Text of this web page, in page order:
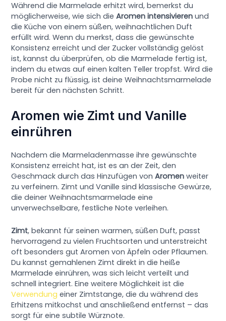
Während die Marmelade erhitzt wird, bemerkst du
möglicherweise, wie sich dieAromen intensivieren und
die Küche von einem süßen, weihnachtlichen Duft
erfüllt wird. Wenn du merkst, dass die gewünschte
Konsistenz erreicht und der Zucker vollständig gelöst
ist, kannst du überprüfen, ob die Marmelade fertig ist,
indem du etwas auf einen kalten Teller tropfst. Wird die
Probe nicht zu flüssig, ist deine Weihnachtsmarmelade
bereit für den nächsten Schritt.
Aromen wie Zimt und Vanille
einrühren
Nachdem die Marmeladenmasse ihre gewünschte
Konsistenz erreicht hat, ist es an der Zeit, den
Geschmack durch das Hinzufügen vonAromen weiter
zu verfeinern. Zimt und Vanille sind klassische Gewürze,
die deiner Weihnachtsmarmelade eine
unverwechselbare, festliche Note verleihen.
Zimt, bekannt für seinen warmen, süßen Duft, passt
hervorragend zu vielen Fruchtsorten und unterstreicht
oft besonders gut Aromen von Äpfeln oder Pflaumen.
Du kannst gemahlenen Zimt direkt in die heiße
Marmelade einrühren, was sich leicht verteilt und
schnell integriert. Eine weitere Möglichkeit ist die
Verwendung einer Zimtstange, die du während des
Erhitzens mitkochst und anschließend entfernst – das
sorgt für eine subtile Würznote.